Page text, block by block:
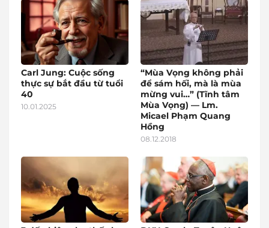
Carl Jung: Cuộc sống
thực sự bắt đầu từ tuổi
40
10.01.2025
“Mùa Vọng không phải
để sám hối, mà là mùa
mừng vui…” (Tĩnh tâm
Mùa Vọng) — Lm.
Micael Phạm Quang
Hồng
08.12.2018